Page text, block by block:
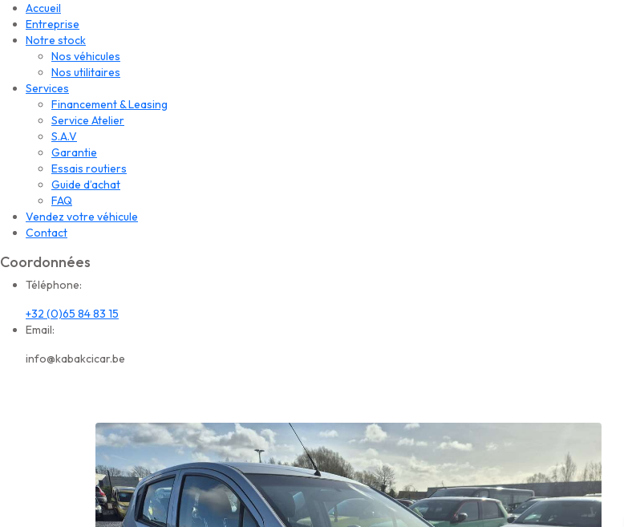
Accueil
Entreprise
Notre stock
Nos véhicules
Nos utilitaires
Services
Financement & Leasing
Service Atelier
S.A.V
Garantie
Essais routiers
Guide d’achat
FAQ
Vendez votre véhicule
Contact
Coordonnées
Téléphone:
+32 (0)65 84 83 15
Email:
info@kabakcicar.be